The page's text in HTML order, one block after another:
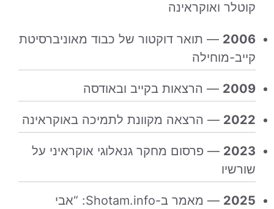
קוטלר ואוקראינה
2006 — תואר דוקטור של כבוד מאוניברסיטת
קייב-מוחילה
2009 — הרצאות בקייב ובאודסה
2022 — הרצאה מקוונת לתמיכה באוקראינה
2023 — פרסום מחקר גנאלוגי אוקראיני על
שורשיו
2025
— מאמר ב-Shotam.info: “אבי